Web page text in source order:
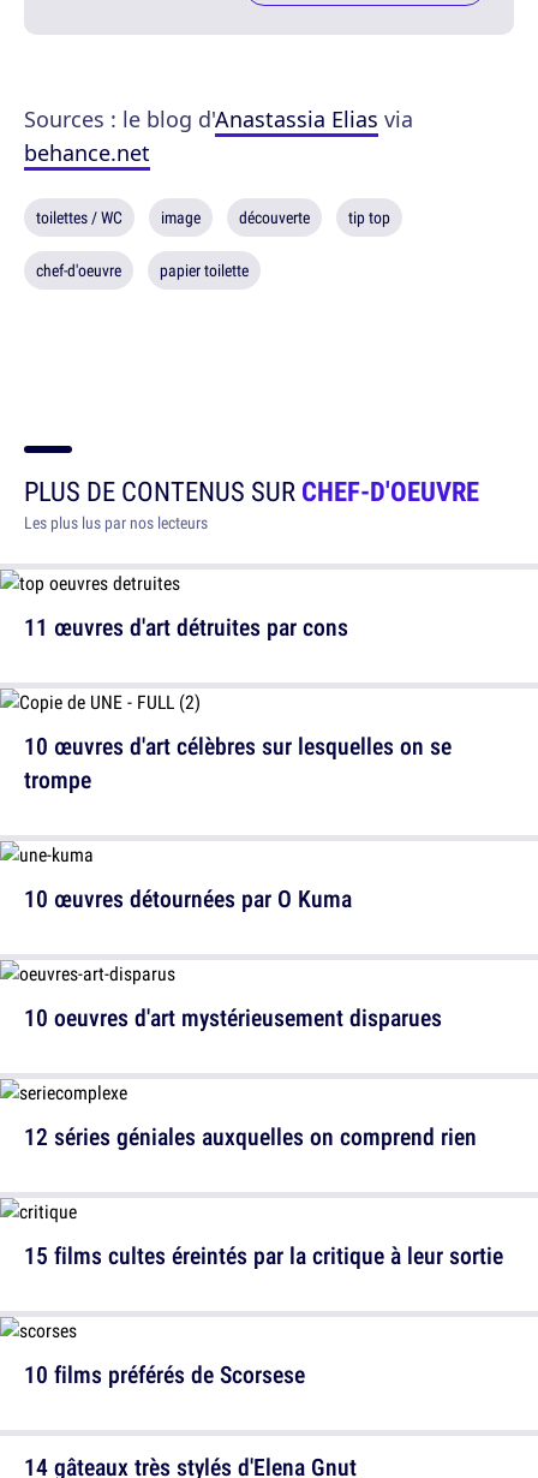
Sources : le blog d'Anastassia Elias via
behance.net
toilettes / WC image découverte tip top
chef-d'oeuvre papier toilette
PLUS DE CONTENUS SURCHEF-D'OEUVRE
Les plus lus par nos lecteurs
11 œuvres d'art détruites par cons
10 œuvres détournées par O Kuma
12 séries géniales auxquelles on comprend rien
10 films préférés de Scorsese
10 œuvres d'art célèbres sur lesquelles on se
trompe
10 oeuvres d'art mystérieusement disparues
15 films cultes éreintés par la critique à leur sortie
14 gâteaux très stylés d'Elena Gnut